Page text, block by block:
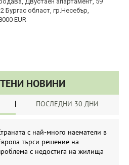
Бургас област, гр.Несебър,
EUR
НОВИНИ
ПОСЛЕДНИ 30 ДНИ
с най-много наематели в
търси решение на
с недостига на жилища